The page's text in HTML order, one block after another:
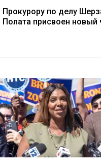
Прокурору по делу
Полата присвоен новый